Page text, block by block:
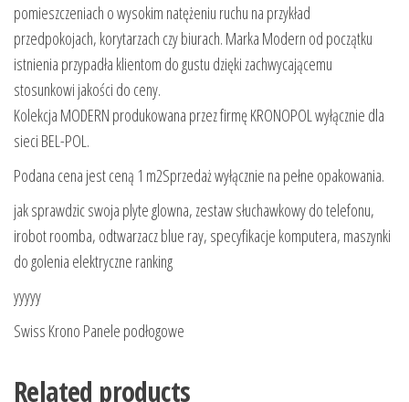
pomieszczeniach o wysokim natężeniu ruchu na przykład
przedpokojach, korytarzach czy biurach. Marka Modern od początku
istnienia przypadła klientom do gustu dzięki zachwycającemu
stosunkowi jakości do ceny.
Kolekcja MODERN produkowana przez firmę KRONOPOL wyłącznie dla
sieci BEL-POL.
Podana cena jest ceną 1 m2Sprzedaż wyłącznie na pełne opakowania.
jak sprawdzic swoja plyte glowna, zestaw słuchawkowy do telefonu,
irobot roomba, odtwarzacz blue ray, specyfikacje komputera, maszynki
do golenia elektryczne ranking
yyyyy
Swiss Krono Panele podłogowe
Related products